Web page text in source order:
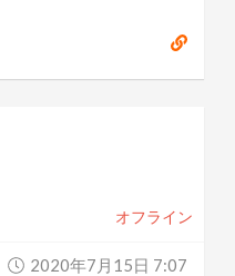
オフライン
2020年7月15日 7:07